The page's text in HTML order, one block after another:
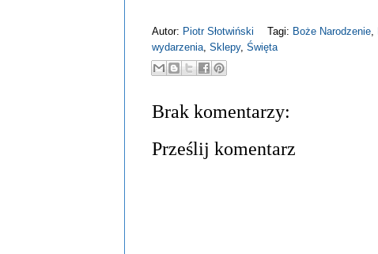
Autor: Piotr Słotwiński Tagi: Boże Narodzenie
wydarzenia Sklepy, Święta
Brak komentarzy:
Prześlij komentarz